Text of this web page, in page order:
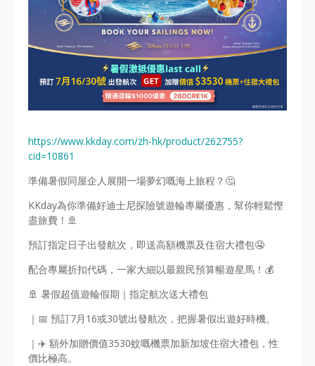
https://www.kkday.com/zh-hk/product/262755?
cid=10861
準備暑假同屋企人展開一場夢幻嘅海上旅程？🤔
KKday為你準備好迪士尼探險號遊輪專屬優惠，幫你輕鬆慳
盡旅費！🚢
預訂指定日子出發航次，即送高額機票及住宿大禮包🤤
配合專屬折扣代碼，一家大細以最親民預算暢遊星馬！💰
🚢 暑假超值遊輪假期｜指定航次送大禮包
｜📅 預訂7月16或30號出發航次，把握暑假出遊好時機。
｜✈️ 額外加贈價值3530蚊嘅機票加新加坡住宿大禮包，性
價比極高。